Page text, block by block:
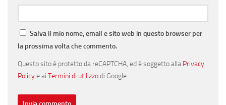
Salva il mio nome, email e sito web in questo browser per
la prossima volta che commento.
Questo sito è protetto da reCAPTCHA, ed è soggetto alla Privacy
Policye ai Termini di utilizzodi Google.